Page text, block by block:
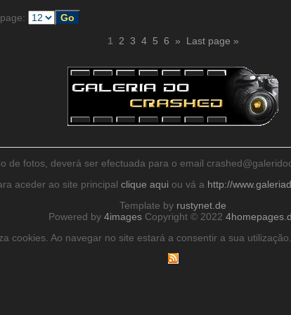
1 2 3 4 5 6 » Last page »
de fotos, deverá ser efectuada para o email
aceder ao site principal clique aqui ou vá a http://
Template by rustynet.de
Powered by 4imagesCopyright © 2022
cookies. Ao navegar no site estará a consentir a sua utilização.